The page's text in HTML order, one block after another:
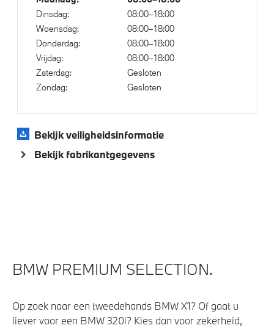
Regensensor
Cruise control
Comfort Access
High-beam assistant
Buitenspiegels elektrisch inklapbaar
Bandenspanningsweergavesysteem
Automatisch dimmende binnen- en buitenspiegel
M Adaptief onderstel
Dinsdag:
08:00–18:00
Woensdag:
08:00–18:00
Donderdag:
08:00–18:00
Vrijdag:
08:00–18:00
Zaterdag:
Gesloten
Zondag:
Gesloten
Bekijk veiligheidsinformatie
Bekijk fabrikantgegevens
BMW PREMIUM SELECTION.
Op zoek naar een tweedehands BMW X1? Of gaat u
liever voor een BMW 320i? Kies dan voor zekerheid,